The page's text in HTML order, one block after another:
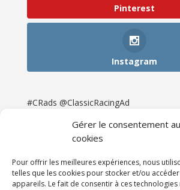
Gérer le consentement
cookies
Pour offrir les meilleures expériences, nous
telles que les cookies pour stocker et/ou
appareils. Le fait de consentir à ces
Pinterest
Instagram
#CRads @ClassicRacingAd